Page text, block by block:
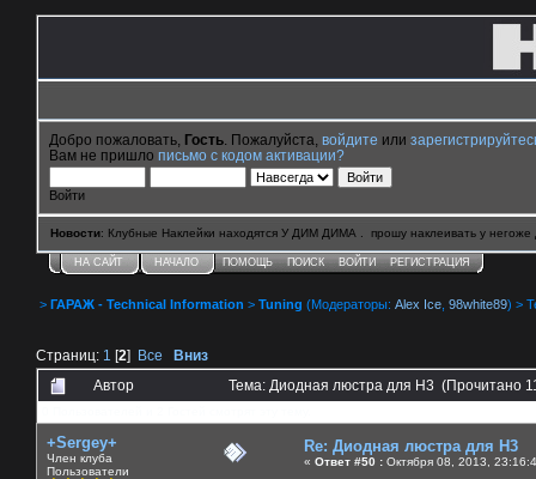
Добро пожаловать, Гость . Пожалуйста, войдите или
Вам не пришло письмо с кодом активации?
Войти
Новости: Клубные Наклейки находятся У ДИМ ДИМА . прошу наклеивать у негоже
НА САЙТ НАЧАЛО ПОМОЩЬ ПОИСК ВОЙТИ РЕГИСТРАЦИЯ
> ГАРАЖ - Technical Information > Tuning (Модераторы: Alex Ice 98white89) >
Страниц: 1 [2] Все
Вниз
Автор
Тема: Диодная люстра для Н3 (Прочитано
+Sergey+
Член клуба
Пользователи
Re: Диодная люстра для Н3
« Ответ #50 : Октября 08, 2013,